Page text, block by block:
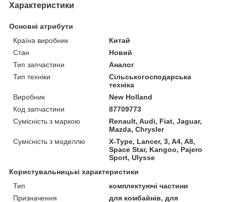
Характеристики
Основні атрибути
Країна виробник
Китай
Стан
Новий
Тип запчастини
Аналог
Тип техніки
Сільськогосподарська
техніка
Виробник
New Holland
Код запчастини
87709773
Сумісність з маркою
Renault, Audi, Fiat, Jaguar,
Mazda, Chrysler
Сумісність з моделлю
X-Type, Lancer, 3, A4, A8,
Space Star, Kangoo, Pajero
Sport, Ulysse
Користувальницькі характеристики
Тип
комплектуючі частини
Призначення
для комбайнів, для